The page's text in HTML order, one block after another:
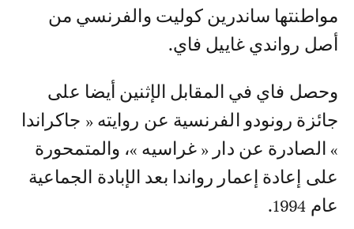
مواطنتها ساندرين كوليت والفرنسي من
أصل رواندي غاييل فاي.
وحصل فاي في المقابل الإثنين أيضا على
جائزة رونودو الفرنسية عن روايته « جاكراندا
» الصادرة عن دار « غراسيه »، والمتمحورة
على إعادة إعمار رواندا بعد الإبادة الجماعية
عام 1994.